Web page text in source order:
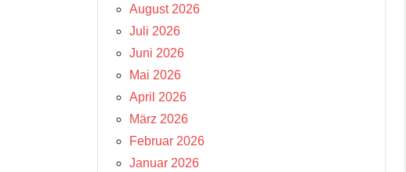
August 2026
Juli 2026
Juni 2026
Mai 2026
April 2026
März 2026
Februar 2026
Januar 2026